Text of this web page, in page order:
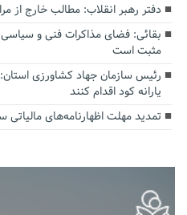
دفتر رهبر انقلاب: مطالب خارج
بقائی: فضای مذاکرات فنی و سیاسی
مثبت است
رئیس سازمان جهاد کشاورزی
یارانه کود اقدام کنند
تمدید مهلت اظهارنامه‌های مالیاتی سال ۱۴۰۴ تا پایان